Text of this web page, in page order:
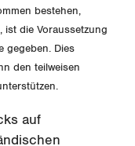
bestehen,
ist die Voraussetzung
gegeben. Dies
den teilweisen
auf